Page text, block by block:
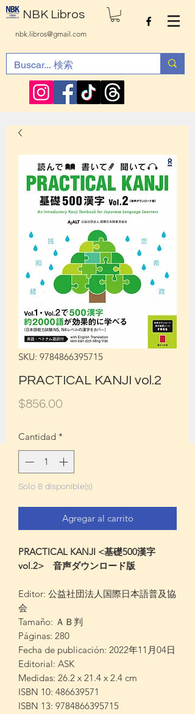
NBK Libros
nbk.libros@gmail.com
SKU: 9784866395715
PRACTICAL KANJI vol.2
$856.00
Cantidad *
Solo 8 disponible(s)
Agregar al carrito
PRACTICAL KANJI <基礎500漢字
vol.2> 音声ダウンロード版
Editor: 公益社団法人国際日本語普及協
会
Tamaño: ＡＢ判
Páginas: 280
Fecha de publicación: 2022年11月04日
Editorial: ASK
Medidas: 26.2 x 21.4 x 2.4 cm
ISBN 10: 486639571
ISBN 13: 9784866395715